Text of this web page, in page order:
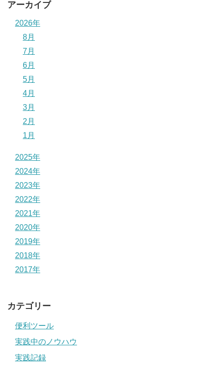
アーカイブ
2026年
8月
7月
6月
5月
4月
3月
2月
1月
2025年
2024年
2023年
2022年
2021年
2020年
2019年
2018年
2017年
カテゴリー
便利ツール
実践中のノウハウ
実践記録